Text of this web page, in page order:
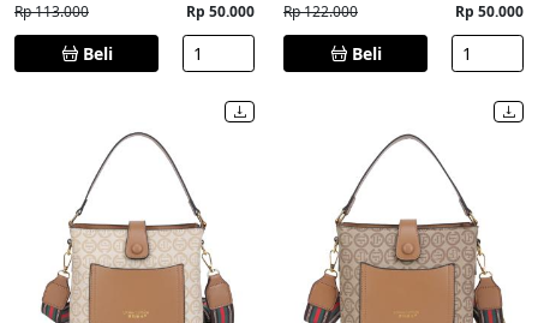
Rp 113.000
Rp 50.000
Beli
Rp 122.000 Rp 50.000
Beli